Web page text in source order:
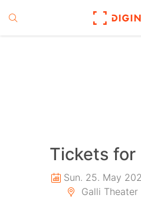
Tickets for
Sun. 25. May
Galli